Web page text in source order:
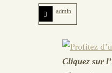
admin
Cliquez sur